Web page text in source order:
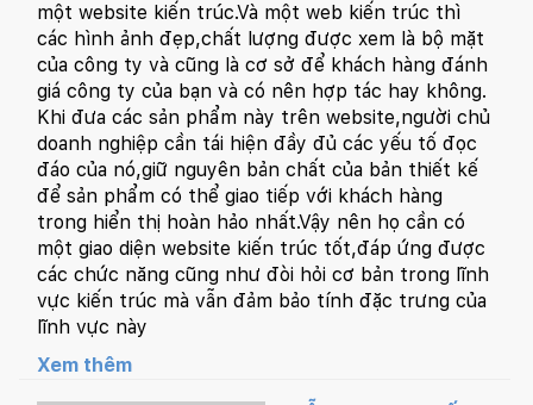
một website kiến trúc.Và một web kiến trúc thì
các hình ảnh đẹp,chất lượng được xem là bộ mặt
của công ty và cũng là cơ sở để khách hàng đánh
giá công ty của bạn và có nên hợp tác hay không.
Khi đưa các sản phẩm này trên website,người chủ
doanh nghiệp cần tái hiện đầy đủ các yếu tố đọc
đáo của nó,giữ nguyên bản chất của bản thiết kế
để sản phẩm có thể giao tiếp với khách hàng
trong hiển thị hoàn hảo nhất.Vậy nên họ cần có
một giao diện website kiến trúc tốt,đáp ứng được
các chức năng cũng như đòi hỏi cơ bản trong lĩnh
vực kiến trúc mà vẫn đảm bảo tính đặc trưng của
lĩnh vực này
Xem thêm